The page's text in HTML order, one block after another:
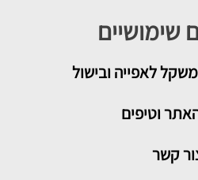
שימושיים
לאפייה ובישול
וטיפים
קשר